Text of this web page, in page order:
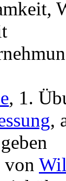
, 1.
,
geben
von